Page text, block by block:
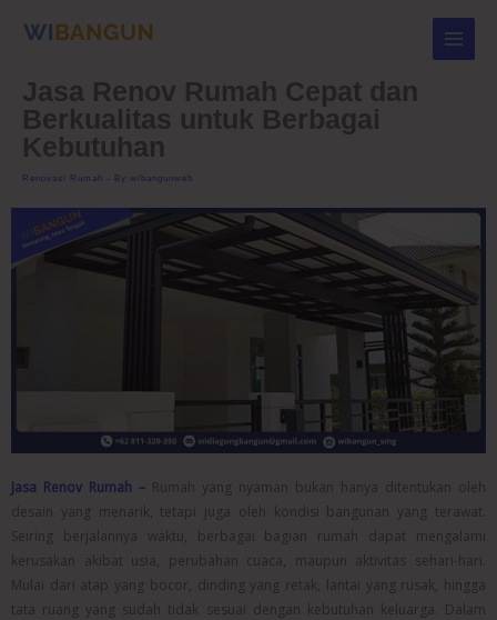
Jasa Renov Rumah Cepat dan
Berkualitas untuk Berbagai
Kebutuhan
Renovasi Rumah - By wibangunweb
Jasa Renov Rumah – Rumah yang nyaman bukan hanya ditentukan oleh
desain yang menarik, tetapi juga oleh kondisi bangunan yang terawat.
Seiring berjalannya waktu, berbagai bagian rumah dapat mengalami
kerusakan akibat usia, perubahan cuaca, maupun aktivitas sehari-hari.
Mulai dari atap yang bocor, dinding yang retak, lantai yang rusak, hingga
tata ruang yang sudah tidak sesuai dengan kebutuhan keluarga. Dalam